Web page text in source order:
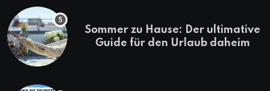
Sommer zu Hause: Der ultimative
Guide für den Urlaub daheim